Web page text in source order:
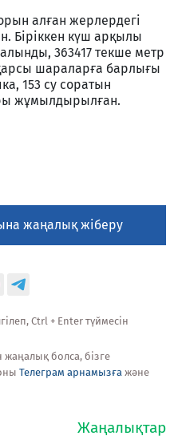
алған жерлердегі
Біріккен күш арқылы
363417 текше метр
шараларға барлығы
153 су соратын
жұмылдырылған.
жаңалық жіберу
Ctrl + Enter түймесін
болса, бізге
Телеграм арнамызға және